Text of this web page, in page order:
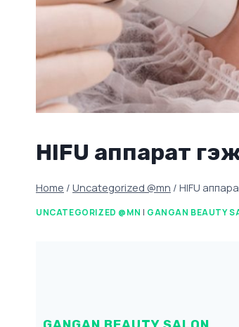
HIFU аппарат
Home / Uncategorized @mn / HIFU
UNCATEGORIZED @MN | GANGAN BEAUTY